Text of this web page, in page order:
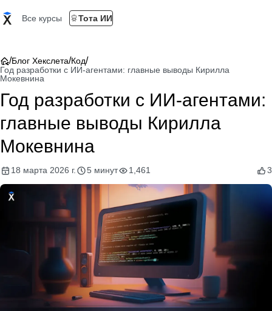
Все курсы Тота ИИ
/Блог Хекслета/Код/
Год разработки с ИИ-агентами: главные выводы Кирилла
Мокевнина
Год разработки с ИИ-агентами:
главные выводы Кирилла
Мокевнина
18 марта 2026 г. 5 минут 1,461 3